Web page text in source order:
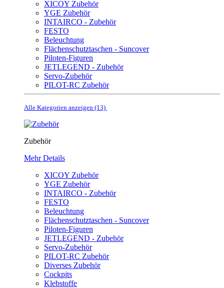
XICOY Zubehör
YGE Zubehör
INTAIRCO - Zubehör
FESTO
Beleuchtung
Flächenschutztaschen - Suncover
Piloten-Figuren
JETLEGEND - Zubehör
Servo-Zubehör
PILOT-RC Zubehör
Alle Kategorien anzeigen (13)
Zubehör
Mehr Details
XICOY Zubehör
YGE Zubehör
INTAIRCO - Zubehör
FESTO
Beleuchtung
Flächenschutztaschen - Suncover
Piloten-Figuren
JETLEGEND - Zubehör
Servo-Zubehör
PILOT-RC Zubehör
Diverses Zubehör
Cockpits
Klebstoffe